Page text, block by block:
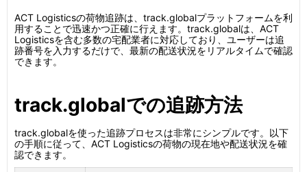
ACT Logisticsの荷物追跡は、track.globalプラットフォームを利
用することで迅速かつ正確に行えます。track.globalは、ACT
Logisticsを含む多数の宅配業者に対応しており、ユーザーは追
跡番号を入力するだけで、最新の配送状況をリアルタイムで確認
できます。
track.globalでの追跡方法
track.globalを使った追跡プロセスは非常にシンプルです。以下
の手順に従って、ACT Logisticsの荷物の現在地や配送状況を確
認できます。